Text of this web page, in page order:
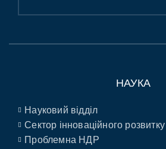
НАУКА
Науковий відділ
Сектор інноваційного розвитку
Проблемна НДР